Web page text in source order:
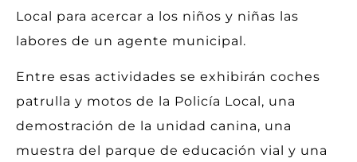
Local para acercar a los niños y niñas las
labores de un agente municipal.
Entre esas actividades se exhibirán coches
patrulla y motos de la Policía Local, una
demostración de la unidad canina, una
muestra del parque de educación vial y una